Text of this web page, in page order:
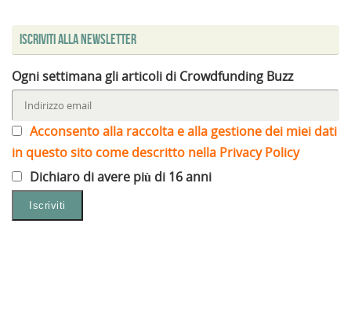
Iscriviti alla Newsletter
Ogni settimana gli articoli di Crowdfunding Buzz
Acconsento alla raccolta e alla gestione dei miei dati
in questo sito come descritto nella Privacy Policy
Dichiaro di avere più di 16 anni